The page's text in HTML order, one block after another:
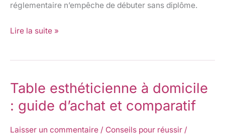
réglementaire n’empêche de débuter sans diplôme.
Lire la suite »
Table esthéticienne à domicile
: guide d’achat et comparatif
Laisser un commentaire / Conseils pour réussir /
Table
esthéticienne
domicile